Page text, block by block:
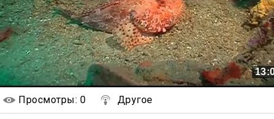
Просмотры: 0 Другое